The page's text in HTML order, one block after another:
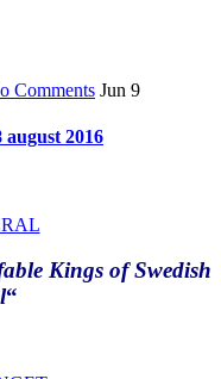
Comments Jun 9
2016
Kings of Swedish
“